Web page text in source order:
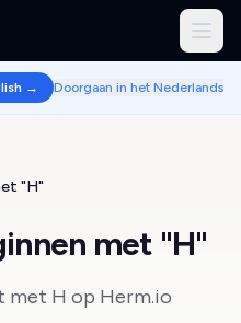
→ Doorgaan in het Nederlands
"H"
met "H"
met H op Herm.io